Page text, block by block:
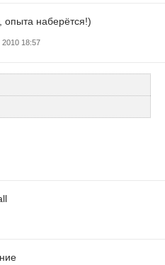
опыта наберётся!)
18:57